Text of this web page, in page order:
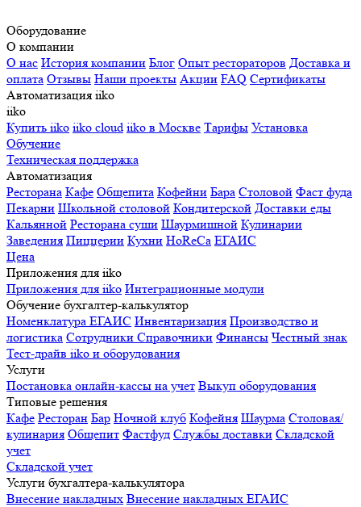
Оборудование
О компании
О нас История компании Блог Опыт рестораторов Доставка и
оплата Отзывы Наши проекты Акции FAQ Сертификаты
Автоматизация iiko
iiko
Купить iiko iiko cloud iiko в Москве Тарифы Установка
Обучение
Техническая поддержка
Автоматизация
Ресторана Кафе Общепита Кофейни Бара Столовой Фаст фуда
Пекарни Школьной столовой Кондитерской Доставки еды
Кальянной Ресторана суши Шаурмишной Кулинарии
Заведения Пиццерии Кухни HoReCa ЕГАИС
Цена
Приложения для iiko
Приложения для iiko Интеграционные модули
Обучение бухгалтер-калькулятор
Номенклатура ЕГАИС Инвентаризация Производство и
логистика Сотрудники Справочники Финансы Честный знак
Тест-драйв iiko и оборудования
Услуги
Постановка онлайн-кассы на учет Выкуп оборудования
Типовые решения
Кафе Ресторан Бар Ночной клуб Кофейня Шаурма Столовая/
кулинария Общепит Фастфуд Службы доставки Складской
учет
Складской учет
Услуги бухгалтера-калькулятора
Внесение накладных Внесение накладных ЕГАИС